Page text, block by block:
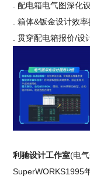
. 配电箱电气图深化
. 箱体&钣金设计效率
. 贯穿配电箱报价/设
利驰设计工作室(电
SuperWORKS1995